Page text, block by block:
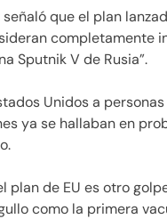
que el plan
completamente
Sputnik V de Rusia”.
Unidos a
ya se hallaban en
plan de EU es otro
como la primera